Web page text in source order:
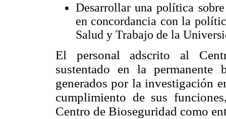
Desarrollar una política
en concordancia con la
Salud y Trabajo de la
El personal adscrito al
sustentado en la permanente
generados por la investigación
cumplimiento de sus
Centro de Bioseguridad como